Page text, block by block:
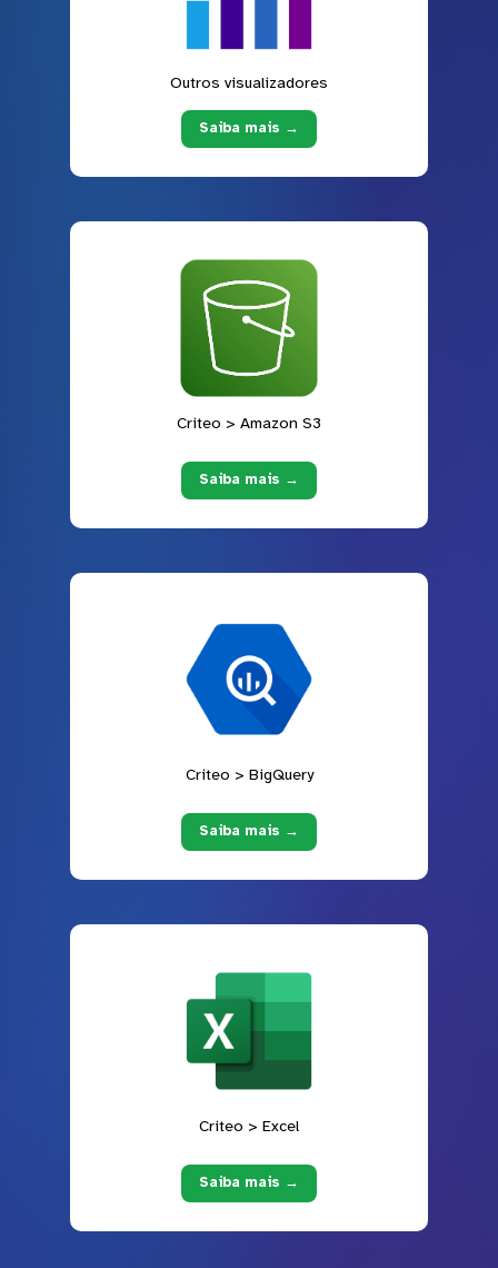
Outros visualizadores
Saiba mais →
Criteo > Amazon S3
Saiba mais →
Criteo > BigQuery
Saiba mais →
Criteo > Excel
Saiba mais →